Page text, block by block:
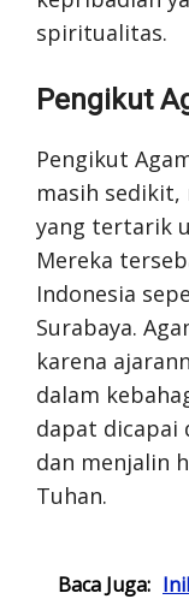
spiritualitas.
Pengikut
Pengikut
masih sedikit,
yang tertarik
Mereka
Indonesia
Surabaya.
karena
dalam
dapat dicapai
dan menjalin
Tuhan.
Baca Juga: